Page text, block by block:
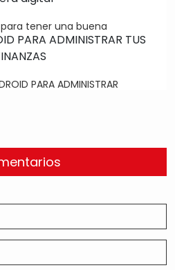
para tener una buena
PARA ADMINISTRAR